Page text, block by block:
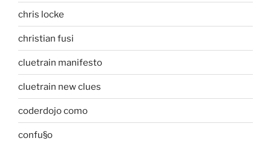
chris locke
christian fusi
cluetrain manifesto
cluetrain new clues
coderdojo como
confu§o